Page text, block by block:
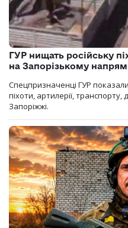
ГУР нищать російську
на Запорізькому
Спецпризначенці ГУР
піхоти, артилерії, транспорту,
Запоріжжі.